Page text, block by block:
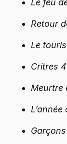
Le feu
Retour
Le
Critres 4
Meurtre